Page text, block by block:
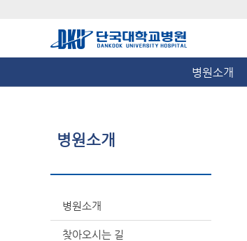
병원소개
병원소개
병원소개
찾아오시는 길